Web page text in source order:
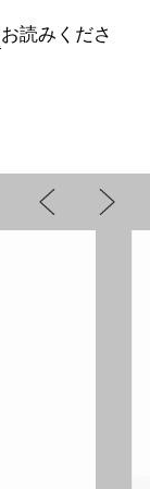
お読みくださ